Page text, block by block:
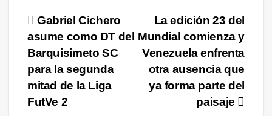
Navegación
de
entradas
La edición 23 del
Mundial comienza y
Venezuela enfrenta
otra ausencia que
ya forma parte del
paisaje
Gabriel Cichero
asume como DT del
Barquisimeto SC
para la segunda
mitad de la Liga
FutVe 2